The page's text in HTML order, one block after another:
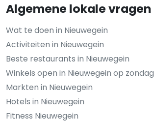
Algemene lokale vragen
Wat te doen in Nieuwegein
Activiteiten in Nieuwegein
Beste restaurants in Nieuwegein
Winkels open in Nieuwegein op zondag
Markten in Nieuwegein
Hotels in Nieuwegein
Fitness Nieuwegein